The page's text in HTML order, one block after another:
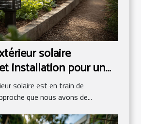
solaire
installation pour un
autonome
solaire est en train de
que nous avons de...